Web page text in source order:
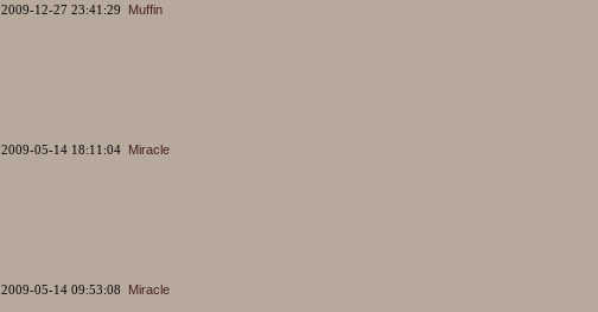
2009-12-27 23:41:29 Muffin
2009-05-14 18:11:04 Miracle
2009-05-14 09:53:08 Miracle